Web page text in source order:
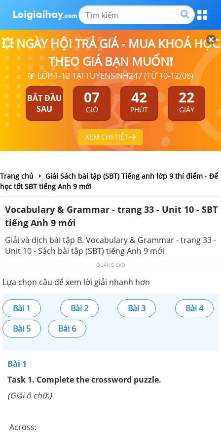
💥 NGÀY HỘI TRẢ GIÁ - MUA KHOÁ HỌC
THEO GIÁ BẠN MUỐN❗
🎯 LỚP 1-12 TẠI TUYENSINH247 (TỪ 10-12/08)
BẮT ĐẦU
SAU
07
GIỜ
42
PHÚT
21
GIÂY
XEM CHI TIẾT
Trang chủ
Giải Sách bài tập (SBT) Tiếng anh lớp 9 thí điểm - Để
học tốt SBT tiếng Anh 9 mới
Vocabulary & Grammar - trang 33 - Unit 10 - SBT
tiếng Anh 9 mới
Giải và dịch bài tập B. Vocabulary & Grammar - trang 33 -
Unit 10 - Sách bài tập (SBT) tiếng Anh 9 mới
QUẢNG CÁO
Lựa chọn câu để xem lời giải nhanh hơn
Bài 1 Bài 2 Bài 3
Bài 4
Bài 5
Bài 6
Bài 1
Task 1. Complete the crossword puzzle.
(Giải ô chữ.)
Across: